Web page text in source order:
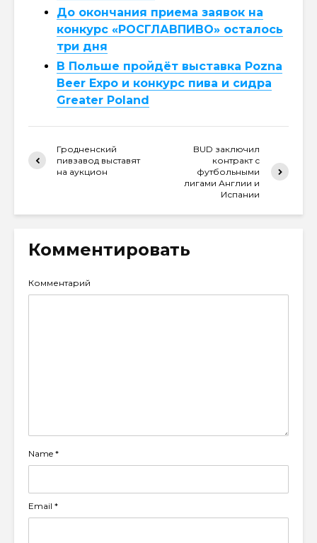
До окончания приема заявок на
конкурс «РОСГЛАВПИВО» осталось
три дня
В Польше пройдёт выставка Pozna
Beer Expo и конкурс пива и сидра
Greater Poland
Гродненский
пивзавод выставят
на аукцион
BUD заключил
контракт с
футбольными
лигами Англии и
Испании
Комментировать
Комментарий
Name *
Email *